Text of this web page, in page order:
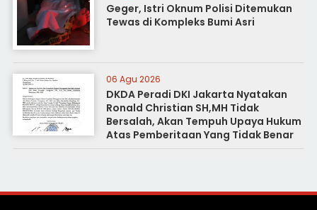
Geger, Istri Oknum Polisi Ditemukan
Tewas di Kompleks Bumi Asri
06 Agu 2026
DKDA Peradi DKI Jakarta Nyatakan
Ronald Christian SH,MH Tidak
Bersalah, Akan Tempuh Upaya Hukum
Atas Pemberitaan Yang Tidak Benar